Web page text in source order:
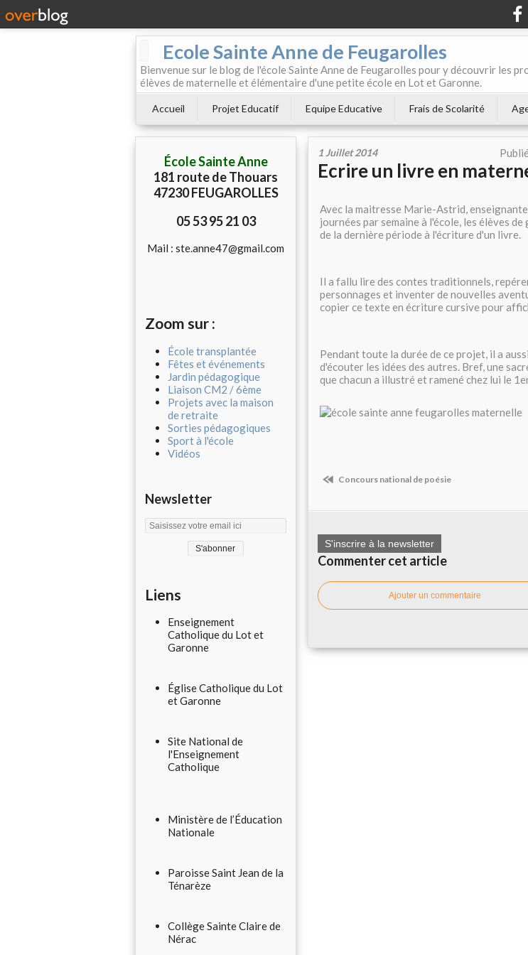
Ecole Sainte Anne de Feugarolles
Bienvenue sur le blog de l'école Sainte Anne de Feugarolles pour y découvrir les
élèves de maternelle et élémentaire d'une petite école en Lot et Garonne.
Accueil Projet Educatif Equipe Educative Frais de Scolarité
École Sainte Anne
181 route de Thouars
47230 FEUGAROLLES
05 53 95 21 03
Mail : ste.anne47@gmail.com
Zoom sur :
École transplantée
Fêtes et événements
Jardin pédagogique
Liaison CM2 / 6ème
Projets avec la maison
de retraite
Sorties pédagogiques
Sport à l'école
Vidéos
Newsletter
Liens
Enseignement
Catholique du Lot et
Garonne
Église Catholique du Lot
et Garonne
Site National de
l'Enseignement
Catholique
Ministère de l’Éducation
Nationale
Paroisse Saint Jean de la
Ténarèze
Collège Sainte Claire de
Nérac
1 Juillet 2014
Ecrire un livre en
Avec la maitresse Marie-Astrid,
journées par semaine à l'école, les élèves
de la dernière période à l'écriture d'un livre.
Il a fallu lire des contes traditionnels,
personnages et inventer de nouvelles
copier ce texte en écriture cursive pour
Pendant toute la durée de ce projet, il a
d'écouter les idées des autres. Bref, une
que chacun a illustré et ramené chez lui le
Concours national de poésie
S'inscrire à la newsletter
Commenter cet article
Ajouter un commentaire